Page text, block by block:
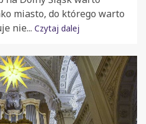
miasto, do którego warto
nie... Czytaj dalej